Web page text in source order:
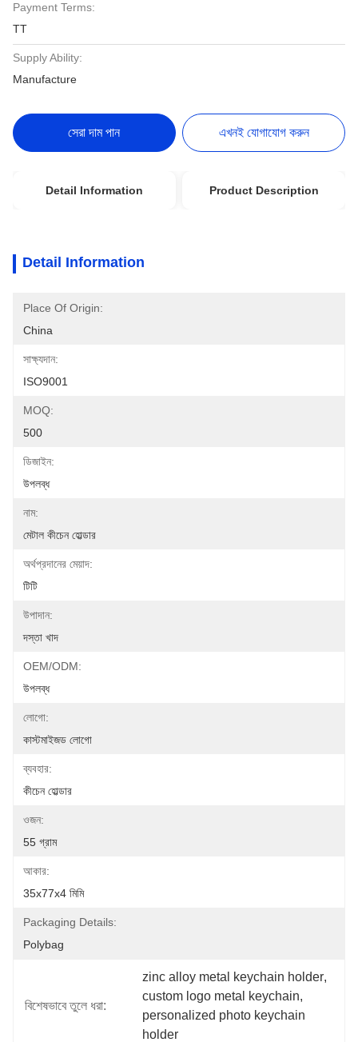
Payment Terms:
TT
Supply Ability:
Manufacture
সেরা দাম পান এখনই যোগাযোগ করুন
Detail Information Product Description
Detail Information
Place Of Origin:
China
সাক্ষ্যদান:
ISO9001
MOQ:
500
ডিজাইন:
উপলব্ধ
নাম:
মেটাল কীচেন হোল্ডার
অর্থপ্রদানের মেয়াদ:
টিটি
উপাদান:
দস্তা খাদ
OEM/ODM:
উপলব্ধ
লোগো:
কাস্টমাইজড লোগো
ব্যবহার:
কীচেন হোল্ডার
ওজন:
55 গ্রাম
আকার:
35x77x4 মিমি
Packaging Details:
Polybag
বিশেষভাবে তুলে ধরা:
zinc alloy metal keychain holder,
custom logo metal keychain,
personalized photo keychain
holder